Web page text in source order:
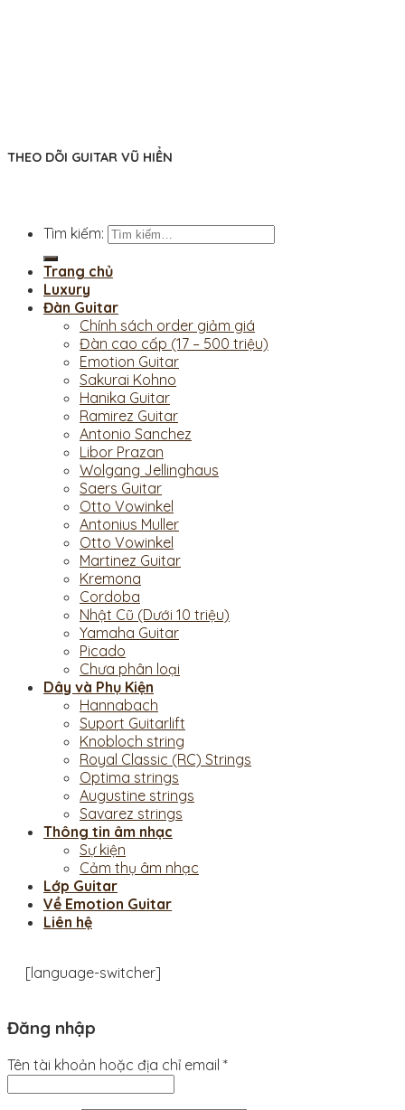
THEO DÕI GUITAR VŨ HIỂN
Tìm kiếm:
Trang chủ
Luxury
Đàn Guitar
Chính sách order giảm giá
Đàn cao cấp (17 – 500 triệu)
Emotion Guitar
Sakurai Kohno
Hanika Guitar
Ramirez Guitar
Antonio Sanchez
Libor Prazan
Wolgang Jellinghaus
Saers Guitar
Otto Vowinkel
Antonius Muller
Otto Vowinkel
Martinez Guitar
Kremona
Cordoba
Nhật Cũ (Dưới 10 triệu)
Yamaha Guitar
Picado
Chưa phân loại
Dây và Phụ Kiện
Hannabach
Suport Guitarlift
Knobloch string
Royal Classic (RC) Strings
Optima strings
Augustine strings
Savarez strings
Thông tin âm nhạc
Sự kiện
Cảm thụ âm nhạc
Lớp Guitar
Về Emotion Guitar
Liên hệ
[language-switcher]
Đăng nhập
Tên tài khoản hoặc địa chỉ email *